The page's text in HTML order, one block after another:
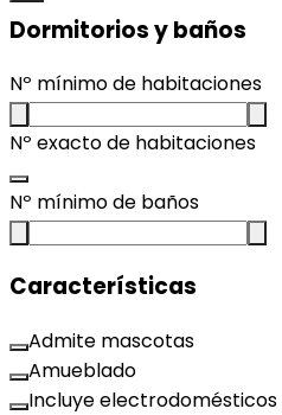
Dormitorios y baños
Nº mínimo de habitaciones
Nº exacto de habitaciones
Nº mínimo de baños
Características
Admite mascotas
Amueblado
Incluye electrodomésticos